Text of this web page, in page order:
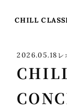
CHILL
2026.05.18レ